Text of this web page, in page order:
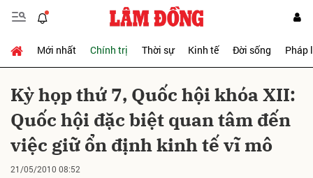
Mới nhất Chính trị Thời sự Kinh tế Đời sống Pháp
Kỳ họp thứ 7, Quốc hội khóa XII:
Quốc hội đặc biệt quan tâm đến
việc giữ ổn định kinh tế vĩ mô
21/05/2010 08:52
Gửi bình luận